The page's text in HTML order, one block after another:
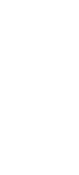
receta